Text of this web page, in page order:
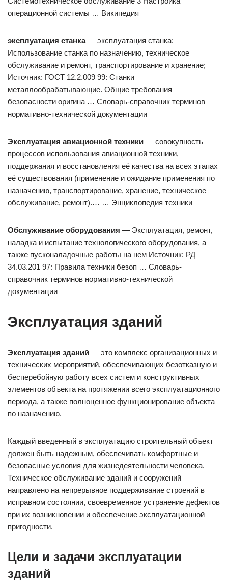
операционной системы … Википедия
эксплуатация станка— эксплуатация станка:
Использование станка по назначению, техническое
обслуживание и ремонт, транспортирование и хранение;
Источник: ГОСТ 12.2.009 99: Станки
металлообрабатывающие. Общие требования
безопасности оригина … Словарь-справочник терминов
нормативно-технической документации
Эксплуатация авиационной техники — совокупность
процессов использования авиационной техники,
поддержания и восстановления её качества на всех этапах
её существования (применение и ожидание применения по
назначению, транспортирование, хранение, техническое
обслуживание, ремонт).… … Энциклопедия техники
Обслуживание оборудования — Эксплуатация, ремонт,
наладка и испытание технологического оборудования, а
также пусконаладочные работы на нем Источник: РД
34.03.201 97: Правила техники безоп … Словарь-
справочник терминов нормативно-технической
документации
Эксплуатация зданий
Эксплуатация зданий — это комплекс организационных и
технических мероприятий, обеспечивающих безотказную и
бесперебойную работу всех систем и конструктивных
элементов объекта на протяжении всего эксплуатационного
периода, а также полноценное функционирование объекта
по назначению.
Каждый введенный в эксплуатацию строительный объект
должен быть надежным, обеспечивать комфортные и
безопасные условия для жизнедеятельности человека.
Техническое обслуживание зданий и сооружений
направлено на непрерывное поддерживание строений в
исправном состоянии, своевременное устранение дефектов
при их возникновении и обеспечение эксплуатационной
пригодности.
Цели и задачи эксплуатации
зданий